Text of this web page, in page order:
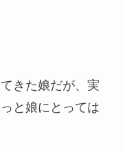
きた娘だが、実
と娘にとっては